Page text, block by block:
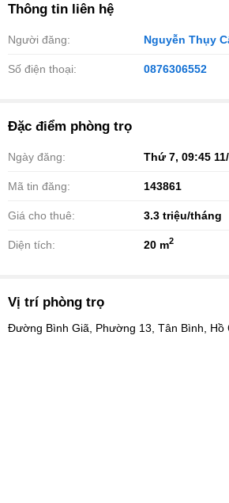
Thông tin liên hệ
Người đăng: Nguyễn Thụy
Số điện thoại: 0876306552
Đặc điểm phòng trọ
Ngày đăng: Thứ 7, 09:45
Mã tin đăng: 143861
Giá cho thuê: 3.3 triệu/tháng
Diện tích: 20 m2
Vị trí phòng trọ
Đường Bình Giã, Phường 13, Tân Bình, Hồ